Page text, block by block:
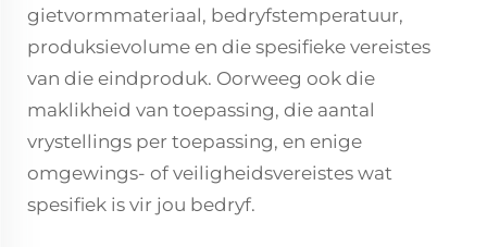
gietvormmateriaal, bedryfstemperatuur,
produksievolume en die spesifieke vereistes
van die eindproduk. Oorweeg ook die
maklikheid van toepassing, die aantal
vrystellings per toepassing, en enige
omgewings- of veiligheidsvereistes wat
spesifiek is vir jou bedryf.